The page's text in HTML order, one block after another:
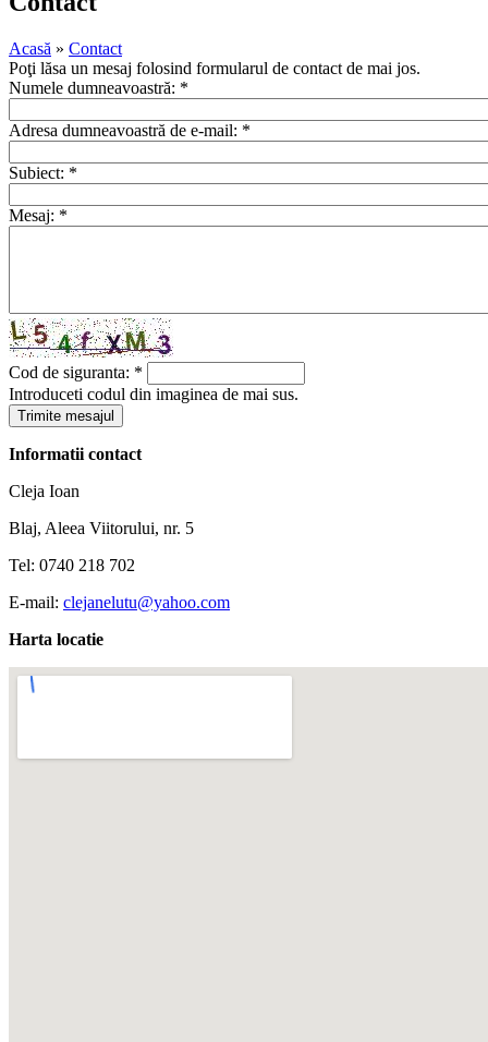
Acasă » Contact
Poţi lăsa un mesaj folosind formularul de contact de mai jos.
Numele dumneavoastră: *
Adresa dumneavoastră de e-mail: *
Subiect: *
Mesaj: *
Cod de siguranta: *
Introduceti codul din imaginea de mai sus.
Informatii contact
Cleja Ioan
Blaj, Aleea Viitorului, nr. 5
Tel: 0740 218 702
E-mail: clejanelutu@yahoo.com
Harta locatie